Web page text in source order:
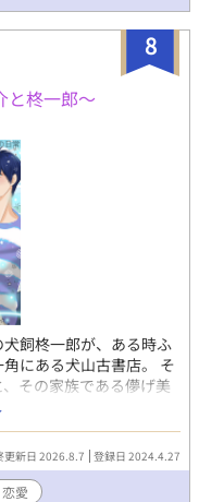
8
柊一郎～
飼柊一郎が、ある時ふ
にある犬山古書店。 そ
その家族である儚げ美
と、初めて恋をした犬
ニャーの物語。 ※猫と話
864835577
更新日 2026.8.7 登録日 2024.4.27
恋愛